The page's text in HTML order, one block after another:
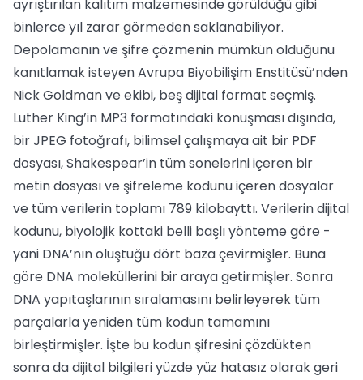
ayrıştırılan kalıtım malzemesinde görüldüğü gibi
binlerce yıl zarar görmeden saklanabiliyor.
Depolamanın ve şifre çözmenin mümkün olduğunu
kanıtlamak isteyen Avrupa Biyobilişim Enstitüsü’nden
Nick Goldman ve ekibi, beş dijital format seçmiş.
Luther King’in MP3 formatındaki konuşması dışında,
bir JPEG fotoğrafı, bilimsel çalışmaya ait bir PDF
dosyası, Shakespear’in tüm sonelerini içeren bir
metin dosyası ve şifreleme kodunu içeren dosyalar
ve tüm verilerin toplamı 789 kilobayttı. Verilerin dijital
kodunu, biyolojik kottaki belli başlı yönteme göre -
yani DNA’nın oluştuğu dört baza çevirmişler. Buna
göre DNA moleküllerini bir araya getirmişler. Sonra
DNA yapıtaşlarının sıralamasını belirleyerek tüm
parçalarla yeniden tüm kodun tamamını
birleştirmişler. İşte bu kodun şifresini çözdükten
sonra da dijital bilgileri yüzde yüz hatasız olarak geri